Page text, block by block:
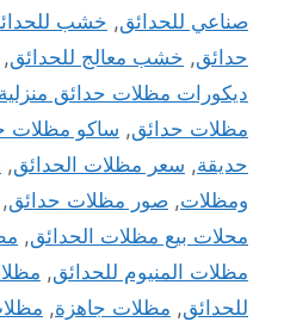
صناعي للحدائق, خشب
حدائق, خشب معالج للحدائق,
ديكورات مظلات حدائق منزلية
مظلات حدائق, ساكو مظلات
حديقة, سعر مظلات الحدائق,
ومظلات, صور مظلات حدائق,
محلات بيع مظلات الحدائق,
مظلات المنيوم للحدائق,
للحدائق, مظلات جاهزة,